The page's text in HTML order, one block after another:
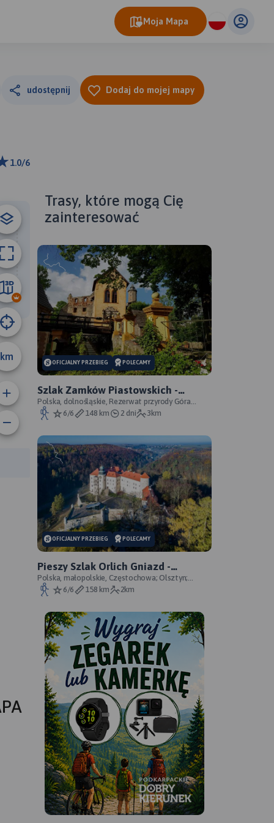
Moja Mapa
udostępnij Dodaj do mojej mapy
1.0/6
km
10 km
Trasy, które mogą Cię
zainteresować
OFICJALNY PRZEBIEG POLECAMY
Szlak Zamków Piastowskich -
oficjalny przebieg
Polska, dolnośląskie, Rezerwat przyrody Góra
Choina, Zagórze Śląskie, powiat wałbrzyski
6/6 148 km 2 dni 3km
OFICJALNY PRZEBIEG POLECAMY
Pieszy Szlak Orlich Gniazd -
oficjalny przebieg szlaku
Polska, małopolskie, Częstochowa; Olsztyn;
Mirów; Bobolice; Morsko; Ogrodzieniec; Pilica;
Smoleń; By
6/6 158 km 2km